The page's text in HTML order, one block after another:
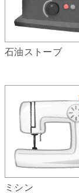
石油ストーブ
ミシン